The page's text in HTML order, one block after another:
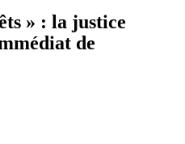
» : la justice
de